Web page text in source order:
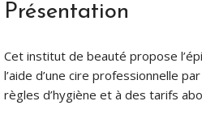
Présentation
Cet institut de beauté propose
l’aide d’une cire professionnelle
règles d’hygiène et à des tarifs